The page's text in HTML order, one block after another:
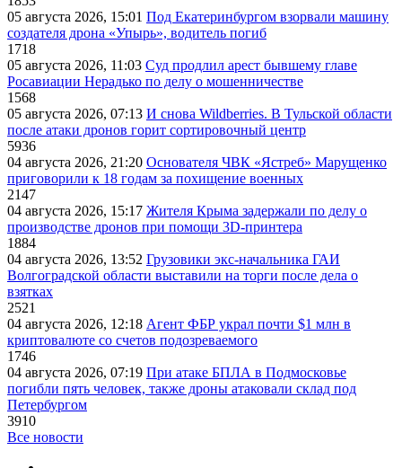
05 августа 2026, 15:01 Под Екатеринбургом взорвали машину
создателя дрона «Упырь», водитель погиб
1718
05 августа 2026, 11:03 Суд продлил арест бывшему главе
Росавиации Нерадько по делу о мошенничестве
1568
05 августа 2026, 07:13 И снова Wildberries. В Тульской области
после атаки дронов горит сортировочный центр
5936
04 августа 2026, 21:20 Основателя ЧВК «Ястреб» Марущенко
приговорили к 18 годам за похищение военных
2147
04 августа 2026, 15:17 Жителя Крыма задержали по делу о
производстве дронов при помощи 3D‑принтера
1884
04 августа 2026, 13:52 Грузовики экс-начальника ГАИ
Волгоградской области выставили на торги после дела о
взятках
2521
04 августа 2026, 12:18 Агент ФБР украл почти $1 млн в
криптовалюте со счетов подозреваемого
1746
04 августа 2026, 07:19 При атаке БПЛА в Подмосковье
погибли пять человек, также дроны атаковали склад под
Петербургом
3910
Все новости